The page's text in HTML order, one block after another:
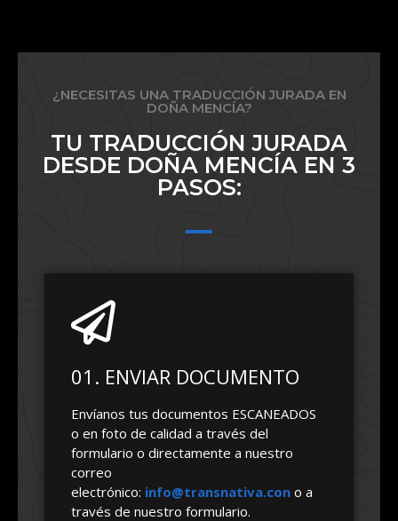
¿NECESITAS UNA TRADUCCIÓN JURADA EN
DOÑA MENCÍA?
TU TRADUCCIÓN JURADA
DESDE DOÑA MENCÍA EN 3
PASOS:
01. ENVIAR DOCUMENTO
Envíanos tus documentos ESCANEADOS
o en foto de calidad a través del
formulario o directamente a nuestro
correo
electrónico: info@transnativa.con o a
través de nuestro formulario.